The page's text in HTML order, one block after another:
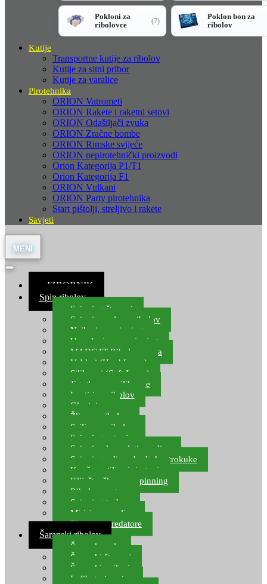
Pokloni za
ribolovce
(7)
Poklon bon za
ribolov
Kutije
Transportne kutije za ribolov
Kutije za sitni pribor
Kutije za varalice
Pirotehnika
ORION Vatrometi
ORION Rakete i raketni setovi
ORION Odašiljači zvuka
ORION Zračne bombe
ORION Rimske svijeće
ORION nepirotehnički proizvodi
Orion Kategorija P1/T1
Orion Kategorija F1
ORION Vulkani
ORION Party pirotehnika
Start pištolji, streljivo i rakete
Savjeti
≡ IZBORNIK
Spin ribolov
Spinning štapovi
Spinning role za ribolov
Najloni za spinning
Upredenice za spinning
MADCAT Ribolov soma
Vobleri (Hard Lures)
Silikonci (Soft Lures)
Jig glave za silikonce
Leptiri za ribolov
Glavinjare
Žlice za ribolov
Sajlice za ribolov
Spinning setovi
Spinning kompleti varalica
Spinning udice, dvokuke, trokuke
Kopče, vrtilice i ringovi
Kliješta, škare za spinning
Ribolov pastrve
Spinning torbe
Mirisi za varalice
Plovci za predatore
Šaranski ribolov
Šaranske role
Šaranski štapovi
Šaranski najloni
Indikatori ugriza